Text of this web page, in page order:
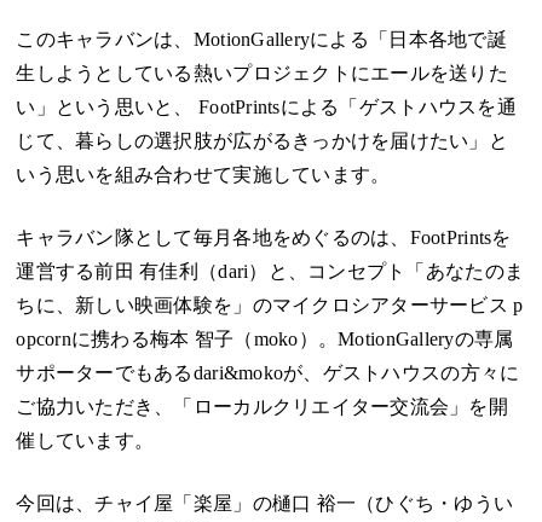
このキャラバンは、MotionGalleryによる「日本各地で誕
生しようとしている熱いプロジェクトにエールを送りた
い」という思いと、 FootPrintsによる「ゲストハウスを通
じて、暮らしの選択肢が広がるきっかけを届けたい」と
いう思いを組み合わせて実施しています。
キャラバン隊として毎月各地をめぐるのは、FootPrintsを
運営する前田 有佳利（dari）と、コンセプト「あなたのま
ちに、新しい映画体験を」のマイクロシアターサービスp
opcornに携わる梅本 智子（moko）。MotionGalleryの専属
サポーターでもあるdari&mokoが、ゲストハウスの方々に
ご協力いただき、「ローカルクリエイター交流会」を開
催しています。
今回は、チャイ屋「楽屋」の樋口 裕一（ひぐち・ゆうい